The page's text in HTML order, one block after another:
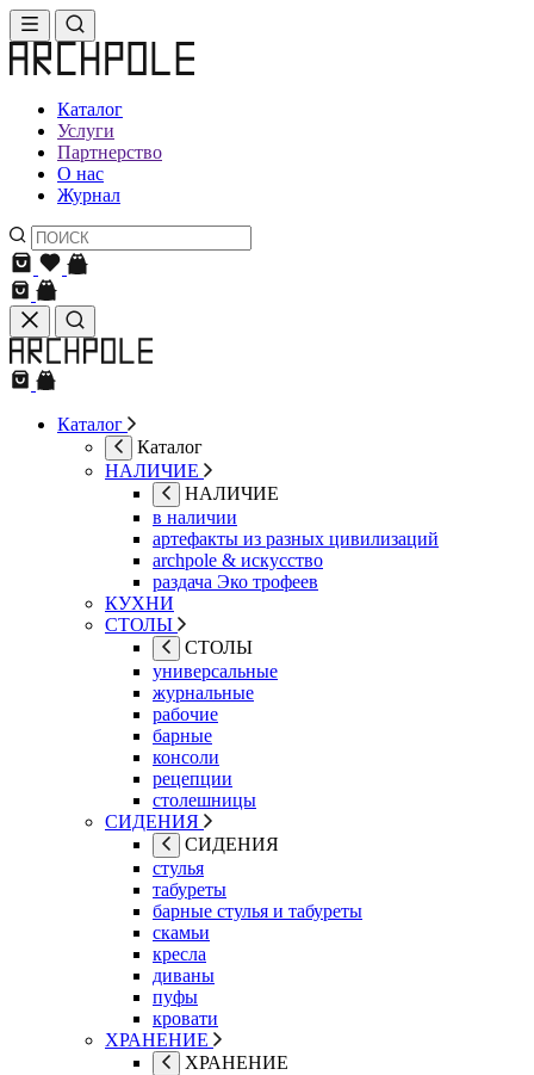
Каталог
Услуги
Партнерство
О нас
Журнал
Каталог
Каталог
НАЛИЧИЕ
НАЛИЧИЕ
в наличии
артефакты из разных цивилизаций
archpole & искусство
раздача Эко трофеев
КУХНИ
СТОЛЫ
СТОЛЫ
универсальные
журнальные
рабочие
барные
консоли
рецепции
столешницы
СИДЕНИЯ
СИДЕНИЯ
стулья
табуреты
барные стулья и табуреты
скамьи
кресла
диваны
пуфы
кровати
ХРАНЕНИЕ
ХРАНЕНИЕ